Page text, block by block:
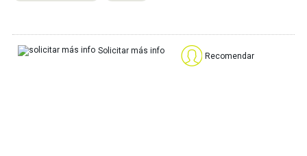
Solicitar más info
Recomendar